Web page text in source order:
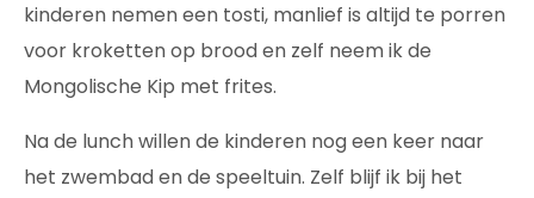
kinderen nemen een tosti, manlief is altijd te porren
voor kroketten op brood en zelf neem ik de
Mongolische Kip met frites.
Na de lunch willen de kinderen nog een keer naar
het zwembad en de speeltuin. Zelf blijf ik bij het